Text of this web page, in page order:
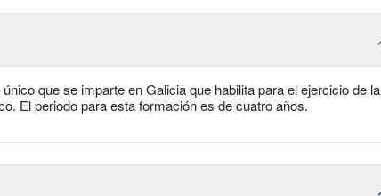
que se imparte en Galicia que habilita para el ejercicio de la
El periodo para esta formación es de cuatro años.